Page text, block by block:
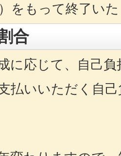
をもって終了い
合
に応じて、自己
払いいただく自